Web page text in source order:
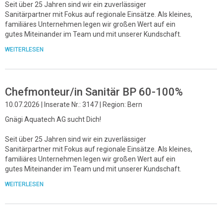
Seit über 25 Jahren sind wir ein zuverlässiger
Sanitärpartner mit Fokus auf regionale Einsätze. Als kleines,
familiäres Unternehmen legen wir großen Wert auf ein
gutes Miteinander im Team und mit unserer Kundschaft.
WEITERLESEN
Chefmonteur/in Sanitär BP 60-100%
10.07.2026 | Inserate Nr.: 3147 | Region: Bern
Gnägi Aquatech AG sucht Dich!
Seit über 25 Jahren sind wir ein zuverlässiger
Sanitärpartner mit Fokus auf regionale Einsätze. Als kleines,
familiäres Unternehmen legen wir großen Wert auf ein
gutes Miteinander im Team und mit unserer Kundschaft.
WEITERLESEN